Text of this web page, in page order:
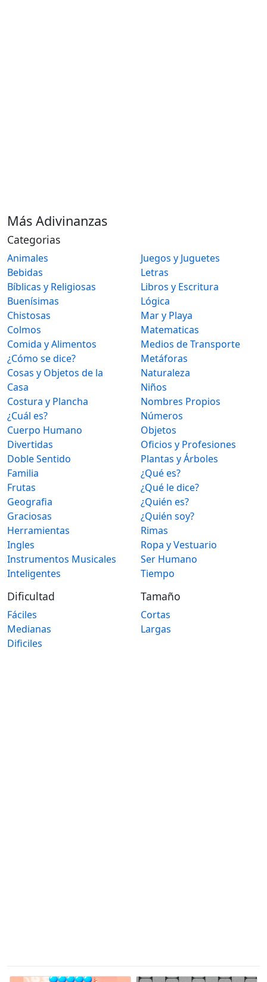
Más Adivinanzas
Categorias
Animales
Bebidas
Bíblicas y Religiosas
Buenísimas
Chistosas
Colmos
Comida y Alimentos
¿Cómo se dice?
Cosas y Objetos de la
Casa
Costura y Plancha
¿Cuál es?
Cuerpo Humano
Divertidas
Doble Sentido
Familia
Frutas
Geografia
Graciosas
Herramientas
Ingles
Instrumentos Musicales
Inteligentes
Juegos y Juguetes
Letras
Libros y Escritura
Lógica
Mar y Playa
Matematicas
Medios de Transporte
Metáforas
Naturaleza
Niños
Nombres Propios
Números
Objetos
Oficios y Profesiones
Plantas y Árboles
¿Qué es?
¿Qué le dice?
¿Quién es?
¿Quién soy?
Rimas
Ropa y Vestuario
Ser Humano
Tiempo
Dificultad
Fáciles
Medianas
Dificiles
Tamaño
Cortas
Largas